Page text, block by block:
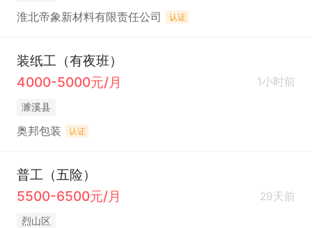
淮北帝象新材料有限责任公司 认证
装纸工（有夜班）
4000-5000元/月
1小时前
濉溪县
奥邦包装 认证
普工（五险）
5500-6500元/月
29天前
烈山区